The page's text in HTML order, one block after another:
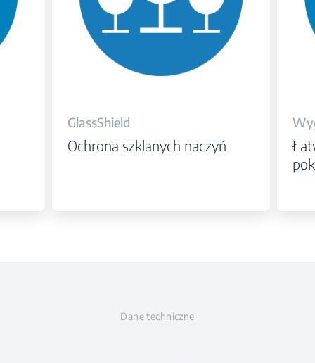
GlassShield
Ochrona szklanych naczyń
Dane techniczne